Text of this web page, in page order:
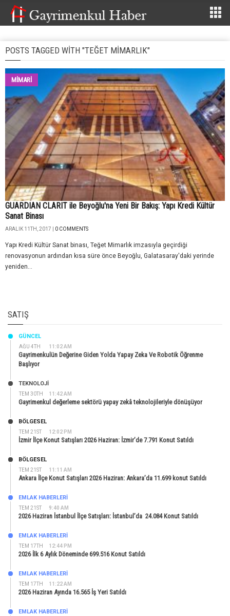
POSTS TAGGED WITH "TEĞET MIMARLIK"
MİMARİ
GUARDIAN CLARIT ile Beyoğlu'na Yeni Bir Bakış: Yapı Kredi Kültür
Sanat Binası
ARALIK 11TH, 2017 | 0 COMMENTS
Yapı Kredi Kültür Sanat binası, Teğet Mimarlık imzasıyla geçirdiği
renovasyonun ardından kısa süre önce Beyoğlu, Galatasaray'daki yerinde
yeniden...
SATIŞ
AĞU 4TH 11:02 AM
GÜNCEL
Gayrimenkulün Değerine Giden Yolda Yapay Zeka Ve Robotik Öğrenme
Başlıyor
TEM 30TH 11:42 AM
TEKNOLOJİ
Gayrimenkul değerleme sektörü yapay zekâ teknolojileriyle dönüşüyor
TEM 21ST 12:02 PM
BÖLGESEL
İzmir İlçe Konut Satışları 2026 Haziran: İzmir’de 7.791 Konut Satıldı
TEM 21ST 11:11 AM
BÖLGESEL
Ankara İlçe Konut Satışları 2026 Haziran: Ankara’da 11.699 konut Satıldı
TEM 21ST 9:40 AM
EMLAK HABERLERI
2026 Haziran İstanbul İlçe Satışları: İstanbul’da 24.084 Konut Satıldı
TEM 17TH 12:44 PM
EMLAK HABERLERI
2026 İlk 6 Aylık Döneminde 699.516 Konut Satıldı
TEM 17TH 11:22 AM
EMLAK HABERLERI
2026 Haziran Ayında 16.565 İş Yeri Satıldı
EMLAK HABERLERI